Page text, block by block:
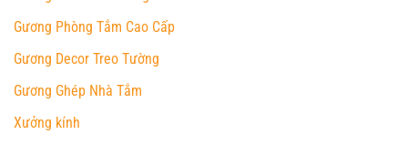
Gương Phòng Tắm Cao Cấp
Gương Decor Treo Tường
Gương Ghép Nhà Tắm
Xưởng kính